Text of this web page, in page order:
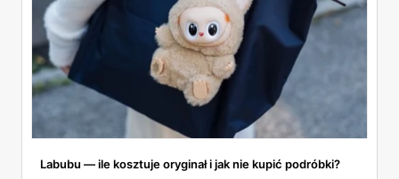
Labubu — ile kosztuje oryginał i jak nie kupić podróbki?